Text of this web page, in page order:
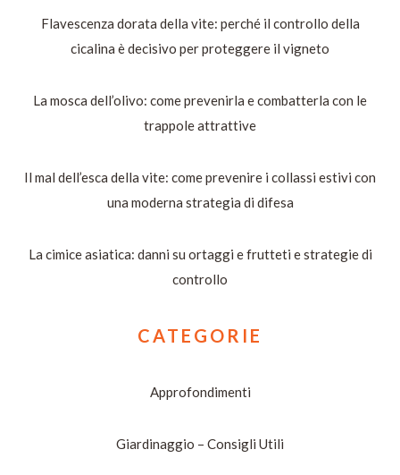
Flavescenza dorata della vite: perché il controllo della
cicalina è decisivo per proteggere il vigneto
La mosca dell’olivo: come prevenirla e combatterla con le
trappole attrattive
Il mal dell’esca della vite: come prevenire i collassi estivi con
una moderna strategia di difesa
La cimice asiatica: danni su ortaggi e frutteti e strategie di
controllo
CATEGORIE
Approfondimenti
Giardinaggio – Consigli Utili